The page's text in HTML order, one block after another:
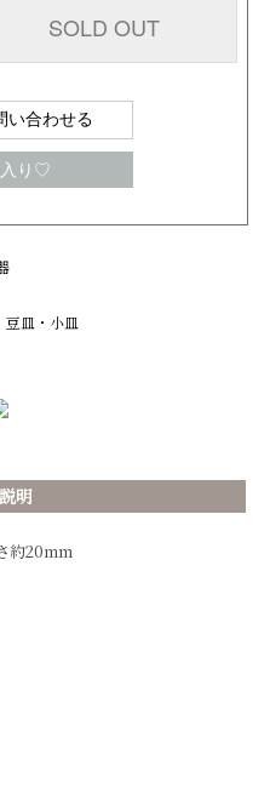
SOLD OUT
い合わせる
入り♡
豆皿・小皿
明
約20mm